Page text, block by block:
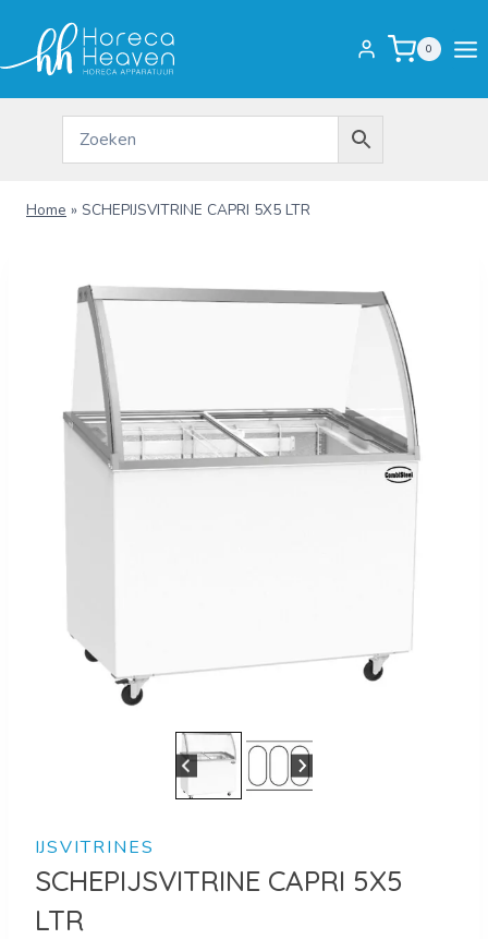
inhoud
0
Home » SCHEPIJSVITRINE CAPRI 5X5 LTR
IJSVITRINES
SCHEPIJSVITRINE CAPRI 5X5
LTR